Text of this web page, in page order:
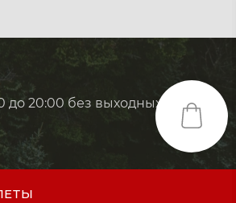
до 20:00 без выходных